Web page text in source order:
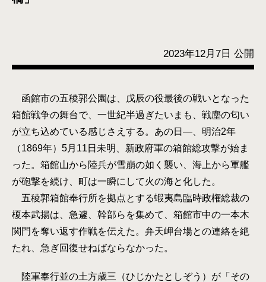
2023年12月7日 公開
函館市の五稜郭公園は、戊辰の役最後の戦いとなった
箱館戦争の舞台で、一世紀半過ぎたいまも、戦塵の匂い
が立ち込めている感じさえする。あの日―、明治2年
（1869年）5月11日未明、新政府軍の箱館総攻撃が始ま
った。箱館山から陸兵が雪崩の如く襲い、海上から軍艦
が砲撃を続け、町は一瞬にして火の海と化した。
五稜郭箱館奉行所を拠点とする蝦夷島臨時政権総裁の
榎本武揚は、急遽、幹部らを集めて、箱館市中の一本木
関門を奪い返す作戦を伝えた。弁天岬台場との連絡を絶
たれ、急ぎ回復せねばならなかった。
陸軍奉行並の土方歳三（ひじかたとしぞう）が「その